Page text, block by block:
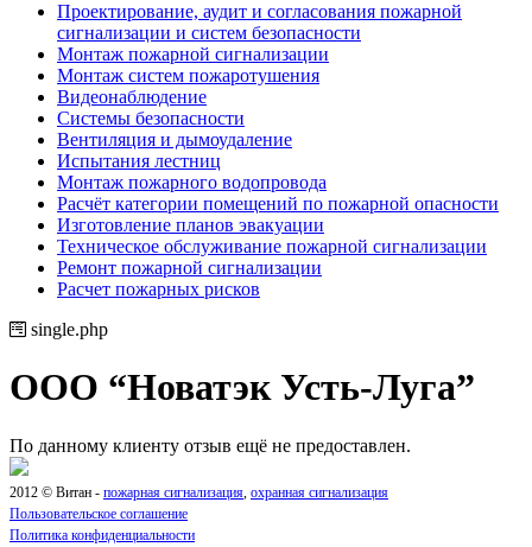
Проектирование, аудит и согласования пожарной
сигнализации и систем безопасности
Монтаж пожарной сигнализации
Монтаж систем пожаротушения
Видеонаблюдение
Системы безопасности
Вентиляция и дымоудаление
Испытания лестниц
Монтаж пожарного водопровода
Расчёт категории помещений по пожарной опасности
Изготовление планов эвакуации
Техническое обслуживание пожарной сигнализации
Ремонт пожарной сигнализации
Расчет пожарных рисков
single.php
ООО “Новатэк Усть-Луга”
По данному клиенту отзыв ещё не предоставлен.
2012 © Витан - пожарная сигнализация, охранная сигнализация
Пользовательское соглашение
Политика конфиденциальности